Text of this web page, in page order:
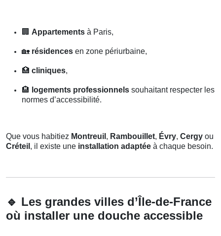
🏢 Appartements à Paris,
🏡 résidences en zone périurbaine,
🏥 cliniques,
🏨 logements professionnels souhaitant respecter les
normes d’accessibilité.
Que vous habitiez Montreuil , Rambouillet, Évry, Cergy ou
Créteil , il existe une installation adaptée à chaque besoin.
🔹 Les grandes villes d’Île-de-France
où installer une douche accessible